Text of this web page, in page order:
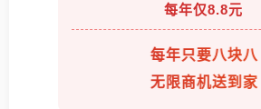
每年仅8.8元
每年只要八块八
无限商机送到家